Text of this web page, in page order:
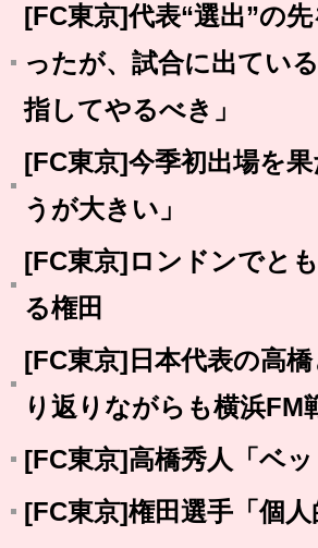
[FC東京]代表“選出”の
ったが、試合に出てい
指してやるべき」
[FC東京]今季初出場を
うが大きい」
[FC東京]ロンドンでと
る権田
[FC東京]日本代表の高
り返りながらも横浜FM
[FC東京]高橋秀人「ベ
[FC東京]権田選手「個